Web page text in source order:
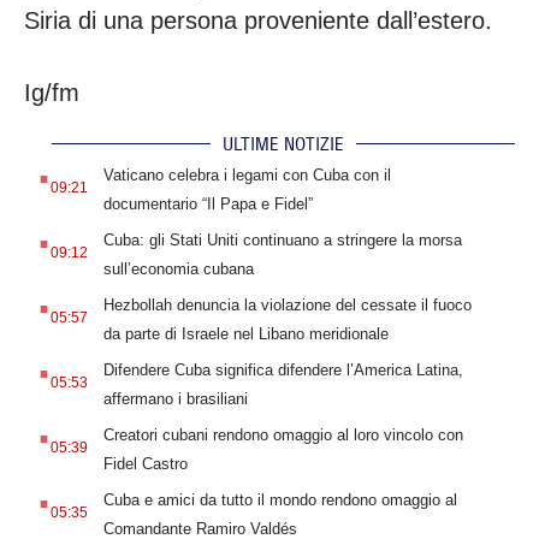
Siria di una persona proveniente dall’estero.
Ig/fm
ULTIME NOTIZIE
.09:21
Vaticano celebra i legami con Cuba con il
documentario “Il Papa e Fidel”
.09:12
Cuba: gli Stati Uniti continuano a stringere la morsa
sull’economia cubana
.05:57
Hezbollah denuncia la violazione del cessate il fuoco
da parte di Israele nel Libano meridionale
.05:53
Difendere Cuba significa difendere l’America Latina,
affermano i brasiliani
.05:39
Creatori cubani rendono omaggio al loro vincolo con
Fidel Castro
.05:35
Cuba e amici da tutto il mondo rendono omaggio al
Comandante Ramiro Valdés